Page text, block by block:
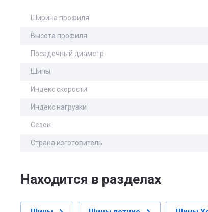
Ширина профиля
Высота профиля
Посадочный диаметр
Шипы
Индекс скорости
Индекс нагрузки
Сезон
Страна изготовитель
Находится в разделах